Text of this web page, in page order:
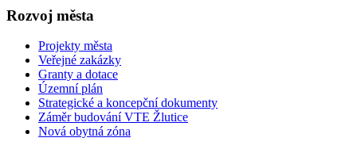
Rozvoj města
Projekty města
Veřejné zakázky
Granty a dotace
Územní plán
Strategické a koncepční dokumenty
Záměr budování VTE Žlutice
Nová obytná zóna